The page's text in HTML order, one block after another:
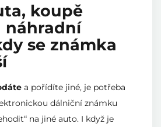
koupě
náhradní
se známka
a pořídíte jiné, je potřeba
dálniční známku
na jiné auto. I když je